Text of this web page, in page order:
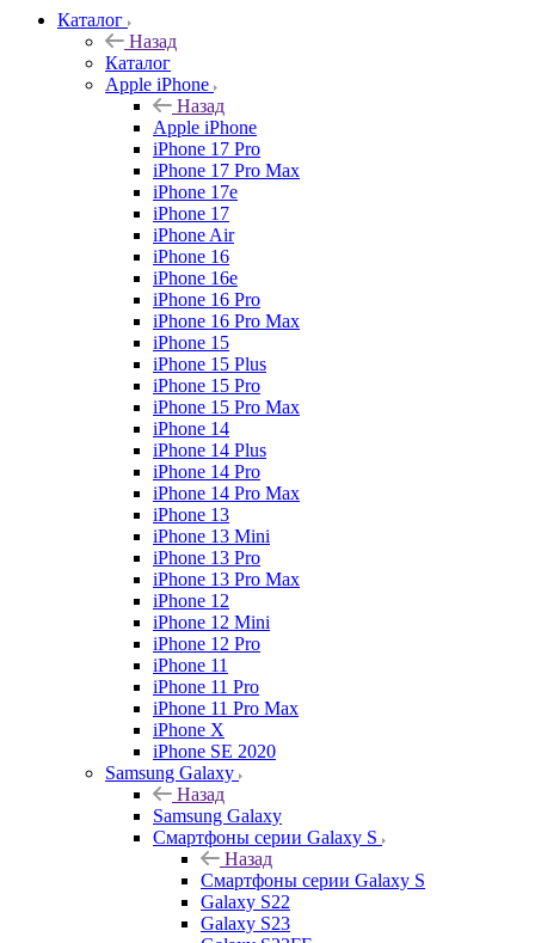
Каталог
Назад
Каталог
Apple iPhone
Назад
Apple iPhone
iPhone 17 Pro
iPhone 17 Pro Max
iPhone 17e
iPhone 17
iPhone Air
iPhone 16
iPhone 16e
iPhone 16 Pro
iPhone 16 Pro Max
iPhone 15
iPhone 15 Plus
iPhone 15 Pro
iPhone 15 Pro Max
iPhone 14
iPhone 14 Plus
iPhone 14 Pro
iPhone 14 Pro Max
iPhone 13
iPhone 13 Mini
iPhone 13 Pro
iPhone 13 Pro Max
iPhone 12
iPhone 12 Mini
iPhone 12 Pro
iPhone 11
iPhone 11 Pro
iPhone 11 Pro Max
iPhone X
iPhone SE 2020
Samsung Galaxy
Назад
Samsung Galaxy
Смартфоны серии Galaxy S
Назад
Смартфоны серии Galaxy S
Galaxy S22
Galaxy S23